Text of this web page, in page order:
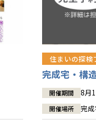
住まいの探検
完成宅・構
開催期間 8月
開催場所 完成